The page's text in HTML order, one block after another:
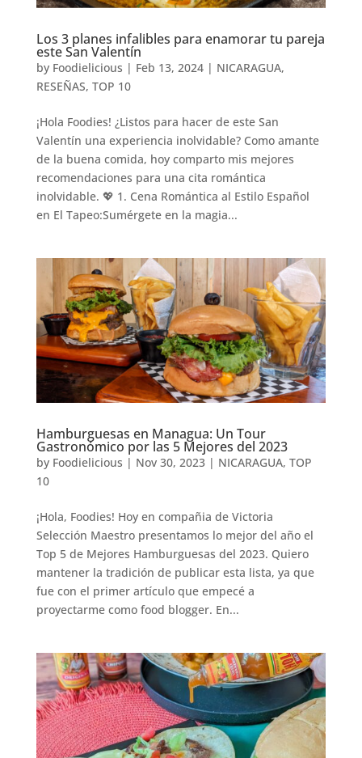
Los 3 planes infalibles para enamorar tu pareja
este San Valentín
by Foodielicious | Feb 13, 2024| NICARAGUA,
RESEÑAS, TOP 10
¡Hola Foodies! ¿Listos para hacer de este San
Valentín una experiencia inolvidable? Como amante
de la buena comida, hoy comparto mis mejores
recomendaciones para una cita romántica
inolvidable. 💖 1. Cena Romántica al Estilo Español
en El Tapeo:Sumérgete en la magia...
Hamburguesas en Managua: Un Tour
Gastronómico por las 5 Mejores del 2023
by Foodielicious | Nov 30, 2023| NICARAGUA, TOP
10
¡Hola, Foodies! Hoy en compañia de Victoria
Selección Maestro presentamos lo mejor del año el
Top 5 de Mejores Hamburguesas del 2023. Quiero
mantener la tradición de publicar esta lista, ya que
fue con el primer artículo que empecé a
proyectarme como food blogger. En...